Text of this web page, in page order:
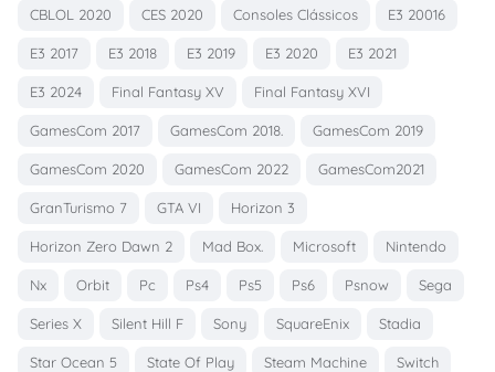
CBLOL 2020 CES 2020 Consoles Clássicos E3 20016
E3 2017 E3 2018 E3 2019 E3 2020 E3 2021
E3 2024 Final Fantasy XV Final Fantasy XVI
GamesCom 2017 GamesCom 2018. GamesCom 2019
GamesCom 2020 GamesCom 2022 GamesCom2021
GranTurismo 7 GTA VI Horizon 3
Horizon Zero Dawn 2 Mad Box. Microsoft Nintendo
Nx Orbit Pc Ps4 Ps5 Ps6 Psnow Sega
Series X Silent Hill F Sony SquareEnix Stadia
Star Ocean 5 State Of Play Steam Machine Switch